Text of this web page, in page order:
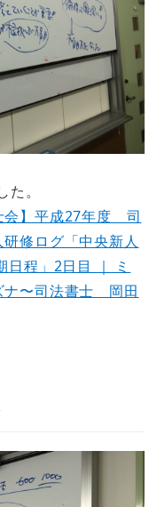
。
会】平成27年度 司
修ログ「中央新人
日程」2日目 ｜ ミ
ナ〜司法書士 岡田